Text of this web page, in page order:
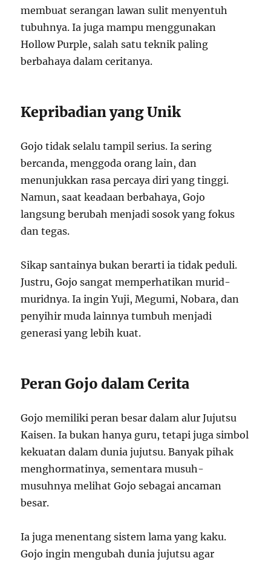
membuat serangan lawan sulit menyentuh
tubuhnya. Ia juga mampu menggunakan
Hollow Purple, salah satu teknik paling
berbahaya dalam ceritanya.
Kepribadian yang Unik
Gojo tidak selalu tampil serius. Ia sering
bercanda, menggoda orang lain, dan
menunjukkan rasa percaya diri yang tinggi.
Namun, saat keadaan berbahaya, Gojo
langsung berubah menjadi sosok yang fokus
dan tegas.
Sikap santainya bukan berarti ia tidak peduli.
Justru, Gojo sangat memperhatikan murid-
muridnya. Ia ingin Yuji, Megumi, Nobara, dan
penyihir muda lainnya tumbuh menjadi
generasi yang lebih kuat.
Peran Gojo dalam Cerita
Gojo memiliki peran besar dalam alur Jujutsu
Kaisen. Ia bukan hanya guru, tetapi juga simbol
kekuatan dalam dunia jujutsu. Banyak pihak
menghormatinya, sementara musuh-
musuhnya melihat Gojo sebagai ancaman
besar.
Ia juga menentang sistem lama yang kaku.
Gojo ingin mengubah dunia jujutsu agar